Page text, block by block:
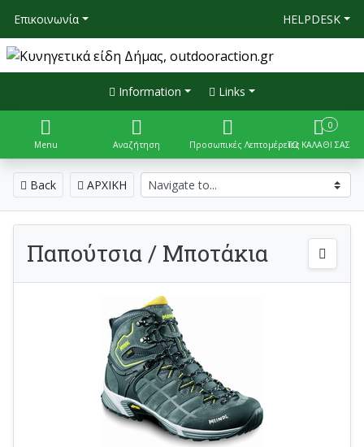
Επικοινωνία HELPDESK
Information Links
Menu Αναζήτηση Προσωπικές Λεπτομέρειες
0
ΤΟ ΚΑΛΑΘΙ ΣΑΣ
Back ΑΡΧΙΚΗ
Παπούτσια / Μποτάκια